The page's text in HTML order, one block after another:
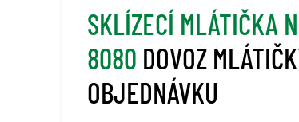
SKLÍZECÍ MLÁTIČKA
8080
OBJEDNÁVKU